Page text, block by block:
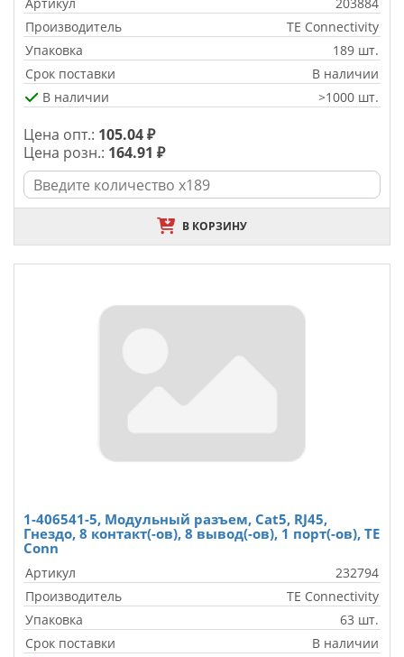
Производитель
TE Connectivity
Упаковка
189 шт.
Срок поставки
В наличии
В наличии
>1000 шт.
Цена опт.: 105.04 ₽
Цена розн.: 164.91 ₽
В КОРЗИНУ
1-406541-5, Модульный разъем, Cat5, RJ45,
Гнездо, 8 контакт(-ов), 8 вывод(-ов), 1 порт(-ов), TE
Conn
Артикул
232794
Производитель
TE Connectivity
Упаковка
63 шт.
Срок поставки
В наличии